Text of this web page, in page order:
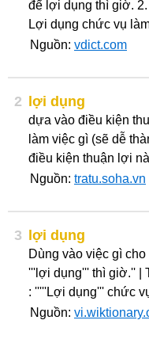
để lợi dụng thì giờ.
Lợi dụng chức vụ
Nguồn: vdict.com
2 lợi dụng
dựa vào điều kiện
làm việc gì (sẽ dễ
điều kiện thuận lợi
Nguồn: tratu.soha.vn
3 lợi dụng
Dùng vào việc gì
'''lợi dụng''' thì giờ.'' |
: '''''Lợi dụng''' chức
Nguồn: